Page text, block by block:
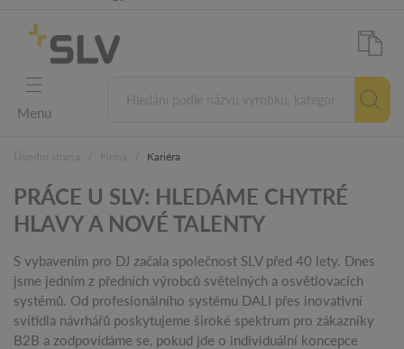
Menu
Kariéra
PRÁCE U SLV: HLEDÁME CHYTRÉ
HLAVY A NOVÉ TALENTY
S vybavením pro DJ začala společnost SLV před 40 lety. Dnes
jsme jedním z předních výrobců světelných a osvětlovacích
systémů. Od profesionálního systému DALI přes inovativní
svítidla návrhářů poskytujeme široké spektrum pro zákazníky
B2B a zodpovídáme se, pokud jde o individuální koncepce